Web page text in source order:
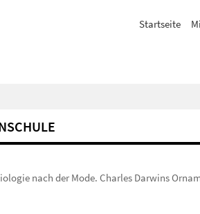
Startseite
nach der Mode. Charles Darwins